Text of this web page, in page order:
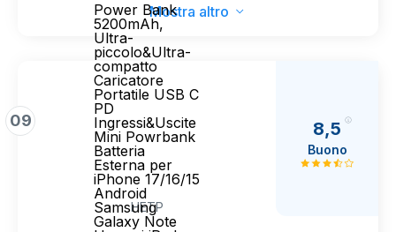
Mostra altro
09
Power Bank
5200mAh,
Ultra-
piccolo&Ultra-
compatto
Caricatore
Portatile USB C
PD
Ingressi&Uscite
Mini Powrbank
Batteria
Esterna per
iPhone 17/16/15
Android
Samsung
Galaxy Note
HETP
8,5
Buono